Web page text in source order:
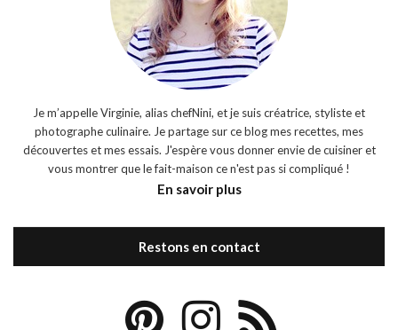
Je m’appelle Virginie, alias chefNini, et je suis créatrice, styliste et
photographe culinaire. Je partage sur ce blog mes recettes, mes
découvertes et mes essais. J'espère vous donner envie de cuisiner et
vous montrer que le fait-maison ce n'est pas si compliqué !
En savoir plus
Restons en contact